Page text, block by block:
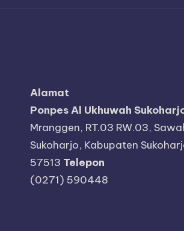
Alamat
Ponpes Al Ukhuwah
Mranggen, RT.03 RW.03,
Sukoharjo, Kabupaten
57513 Telepon
(0271) 590448